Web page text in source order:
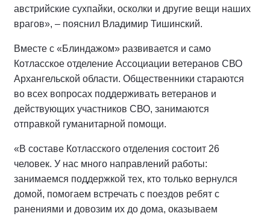
австрийские сухпайки, осколки и другие вещи наших
врагов», – пояснил Владимир Тишинский.
Вместе с «Блиндажом» развивается и само
Котласское отделение Ассоциации ветеранов СВО
Архангельской области. Общественники стараются
во всех вопросах поддерживать ветеранов и
действующих участников СВО, занимаются
отправкой гуманитарной помощи.
«В составе Котласского отделения состоит 26
человек. У нас много направлений работы:
занимаемся поддержкой тех, кто только вернулся
домой, помогаем встречать с поездов ребят с
ранениями и довозим их до дома, оказываем